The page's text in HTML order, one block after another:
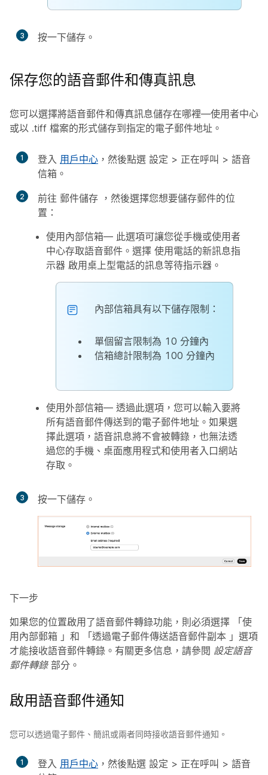
3 按一下儲存 。
保存您的語音郵件和傳真訊息
您可以選擇將語音郵件和傳真訊息儲存在哪裡—使用者中心
或以 .tiff 檔案的形式儲存到指定的電子郵件地址。
1 登入 用戶中心 ，然後點選 設定 > 正在呼叫 > 語音
信箱 。
2 前往 郵件儲存 ，然後選擇您想要儲存郵件的位
置：
使用內部信箱— 此選項可讓您從手機或使用者
中心存取語音郵件。選擇 使用電話的新訊息指
示器 啟用桌上型電話的訊息等待指示器。
內部信箱具有以下儲存限制：
單個留言限制為 10 分鐘內
信箱總計限制為 100 分鐘內
使用外部信箱— 透過此選項，您可以輸入要將
所有語音郵件傳送到的電子郵件地址。如果選
擇此選項，語音訊息將不會被轉錄，也無法透
過您的手機、桌面應用程式和使用者入口網站
存取。
3 按一下儲存 。
下一步
如果您的位置啟用了語音郵件轉錄功能，則必須選擇
「使
用內部郵箱 」和 「透過電子郵件傳送語音郵件副本 」選項
才能接收語音郵件轉錄。有關更多信息，請參閱 設定語音
郵件轉錄部分。
啟用語音郵件通知
您可以透過電子郵件、簡訊或兩者同時接收語音郵件通知。
1 登入 用戶中心 ，然後點選 設定 > 正在呼叫 > 語音